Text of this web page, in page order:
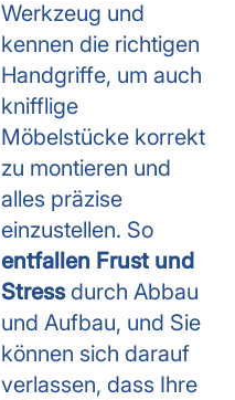
Werkzeug und
kennen die richtigen
Handgriffe, um auch
knifflige
Möbelstücke korrekt
zu montieren und
alles präzise
einzustellen. So
entfallen Frust und
Stressdurch Abbau
und Aufbau, und Sie
können sich darauf
verlassen, dass Ihre